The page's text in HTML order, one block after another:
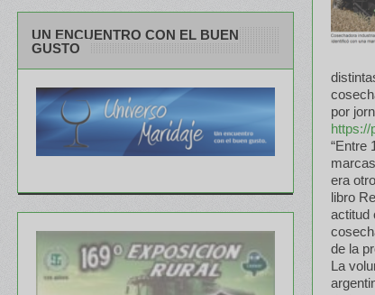
por
https://
“Entre
era
libro
actitud
de la
La
UN ENCUENTRO CON EL BUEN
GUSTO